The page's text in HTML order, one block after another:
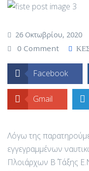
26 Οκτωβρίου, 2020
0 Comment
Facebook
Gmail
Λόγω της
εγγεγραμμένων
Πλοιάρχων Β΄ Τάξης